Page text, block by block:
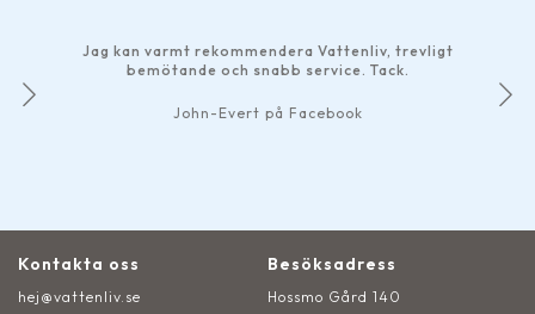
Jag kan varmt rekommendera Vattenliv, trevligt
bemötande och snabb service. Tack.
John-Evert på Facebook
Kontakta oss
hej@vattenliv.se
Besöksadress
Hossmo Gård 140